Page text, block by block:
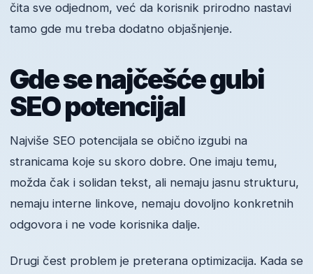
čita sve odjednom, već da korisnik prirodno nastavi
tamo gde mu treba dodatno objašnjenje.
Gde se najčešće gubi
SEO potencijal
Najviše SEO potencijala se obično izgubi na
stranicama koje su skoro dobre. One imaju temu,
možda čak i solidan tekst, ali nemaju jasnu strukturu,
nemaju interne linkove, nemaju dovoljno konkretnih
odgovora i ne vode korisnika dalje.
Drugi čest problem je preterana optimizacija. Kada se